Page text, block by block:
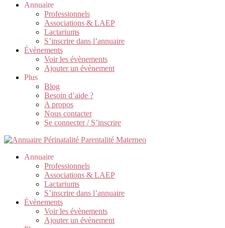
Annuaire
Professionnels
Associations & LAEP
Lactariums
S’inscrire dans l’annuaire
Évènements
Voir les évènements
Ajouter un évènement
Plus
Blog
Besoin d’aide ?
A propos
Nous contacter
Se connecter / S’inscrire
Annuaire
Professionnels
Associations & LAEP
Lactariums
S’inscrire dans l’annuaire
Évènements
Voir les évènements
Ajouter un évènement